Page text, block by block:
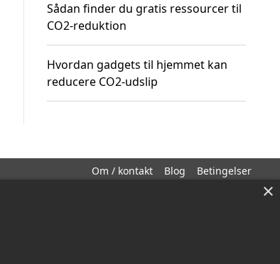
Sådan finder du gratis ressourcer til
CO2-reduktion
Hvordan gadgets til hjemmet kan
reducere CO2-udslip
Om / kontakt Blog Betingelser
×